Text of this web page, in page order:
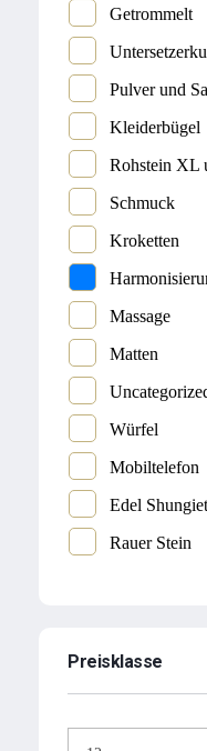
Getrommelt
Pulver und
Kleiderbügel
Rohstein XL
Schmuck
Kroketten
Massage
Matten
Würfel
Mobiltelefon
Edel Shungiet
Rauer Stein
Preisklasse